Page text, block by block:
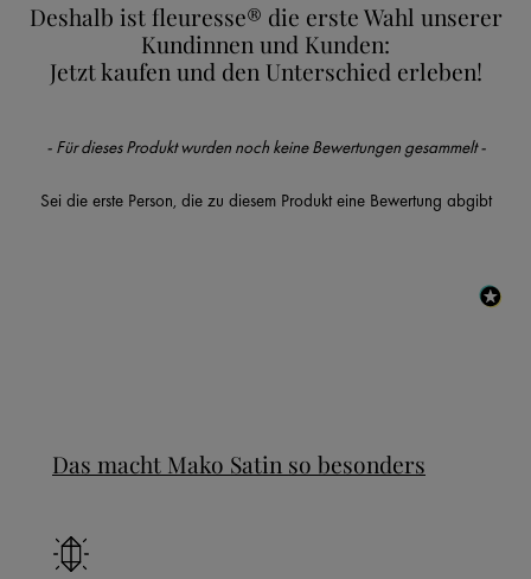
Deshalb ist fleuresse® die erste Wahl unserer
Kundinnen und Kunden:
Jetzt kaufen und den Unterschied erleben!
- Für dieses Produkt wurden noch keine Bewertungen gesammelt -
Sei die erste Person, die zu diesem Produkt eine Bewertung abgibt
New content loaded
Das macht Mako Satin so besonders